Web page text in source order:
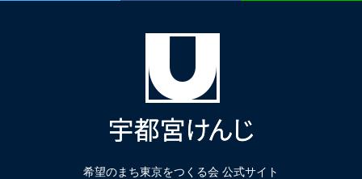
希望のまち東京をつくる会 公式サイト